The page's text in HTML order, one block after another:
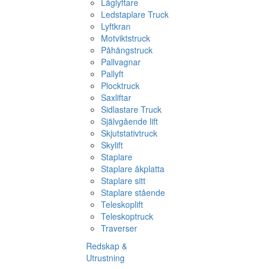
Låglyftare
Ledstaplare Truck
Lyftkran
Motviktstruck
Påhängstruck
Pallvagnar
Pallyft
Plocktruck
Saxliftar
Sidlastare Truck
Självgående lift
Skjutstativtruck
Skylift
Staplare
Staplare åkplatta
Staplare sitt
Staplare stående
Teleskoplift
Teleskoptruck
Traverser
Redskap &
Utrustning